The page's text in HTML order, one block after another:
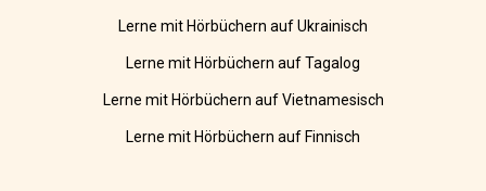
Lerne mit Hörbüchern auf Ukrainisch
Lerne mit Hörbüchern auf Tagalog
Lerne mit Hörbüchern auf Vietnamesisch
Lerne mit Hörbüchern auf Finnisch